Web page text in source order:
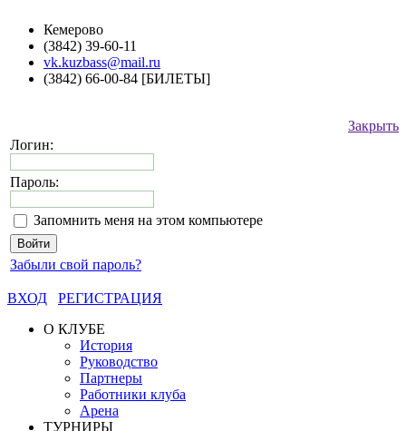
Кемерово
(3842) 39-60-11
vk.kuzbass@mail.ru
(3842) 66-00-84 [БИЛЕТЫ]
Закрыть
Логин:
Пароль:
Запомнить меня на этом компьютере
Забыли свой пароль?
ВХОД
РЕГИСТРАЦИЯ
О КЛУБЕ
История
Руководство
Партнеры
Работники клуба
Арена
ТУРНИРЫ